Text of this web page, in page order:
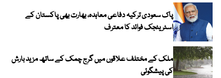
پاک سعودی ترکیہ دفاعی معاہدہ، بھارت بھی پاکستان کے
اسٹریٹجک فوائد کا معترف
ملک کے مختلف علاقوں میں گرج چمک کے ساتھ مزید بارش
کی پیشگوئی